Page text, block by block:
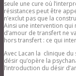
seule une cure où
résistances peut être
n’exclut pas que la
Ainsi une intervention qui
d’amour de transfert ne
hors transfert : ce qui
Avec Lacan la clinique du
désir qu’opère la
l’introduction du désir